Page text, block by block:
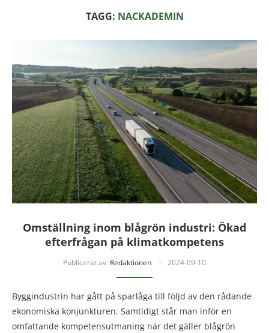
TAGG: NACKADEMIN
Omställning inom blågrön industri: Ökad
efterfrågan på klimatkompetens
Publicerat av: Redaktionen 2024-09-10
Byggindustrin har gått på sparlåga till följd av den rådande
ekonomiska konjunkturen. Samtidigt står man inför en
omfattande kompetensutmaning när det gäller blågrön